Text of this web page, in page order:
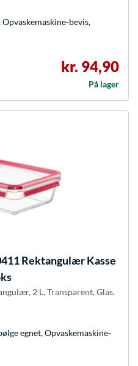
bevis,
kr. 94,90
På lager
Rektangulær Kasse
2 L, Transparent, Glas,
egnet, Opvaskemaskine-